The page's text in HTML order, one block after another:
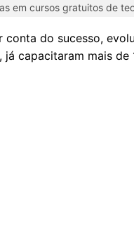
em cursos gratuitos de
do sucesso,
capacitaram mais de